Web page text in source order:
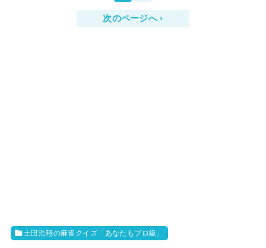
次のページへ ›
土田浩翔の麻雀クイズ「あなたもプロ級」